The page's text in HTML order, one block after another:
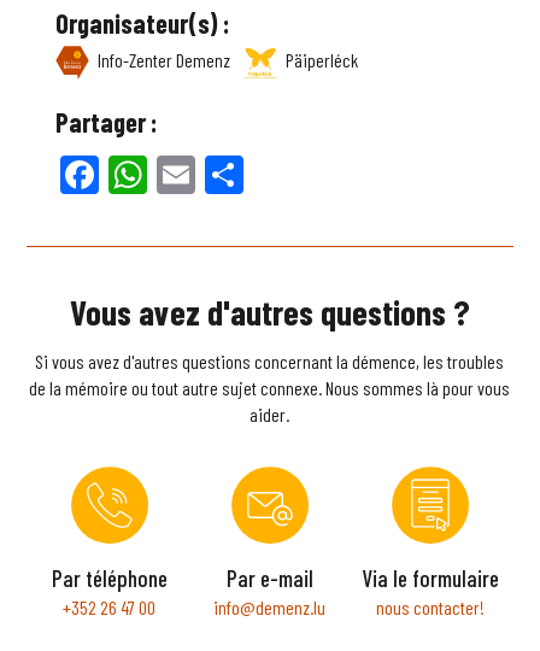
Organisateur(s) :
Info-Zenter Demenz Päiperléck
Partager :
Facebook
WhatsApp
Email
Vous avez d'autres questions ?
Si vous avez d'autres questions concernant la démence, les troubles
de la mémoire ou tout autre sujet connexe. Nous sommes là pour vous
aider.
Par téléphone
+352 26 47 00
Par e-mail
info@demenz.lu
Via le formulaire
nous contacter!